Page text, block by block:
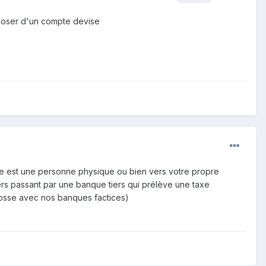
d'un compte devise
est une personne physique ou bien vers votre propre
passant par une banque tiers qui prélève une taxe
avec nos banques factices)